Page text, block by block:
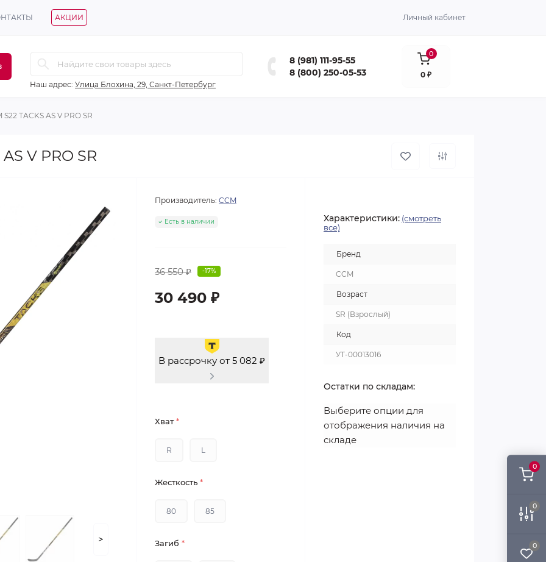
0
0
0
АКЦИИ Личный кабинет
Наш адрес: Улица Блохина, 29, Санкт-Петербург
8 (981) 111-95-55
8 (800) 250-05-53
0
0 ₽
TACKS AS V PRO SR
V PRO SR
>
Производитель: CCM
Есть в наличии
36 550 ₽ -17%
30 490 ₽
В рассрочку от 5 082 ₽
Хват*
R L
Жесткость *
80 85
Загиб *
Характеристики: (смотреть
все)
Бренд
CCM
Возраст
SR (Взрослый)
Код
УТ-00013016
Остатки по складам:
Выберите опции для
отображения наличия на
складе